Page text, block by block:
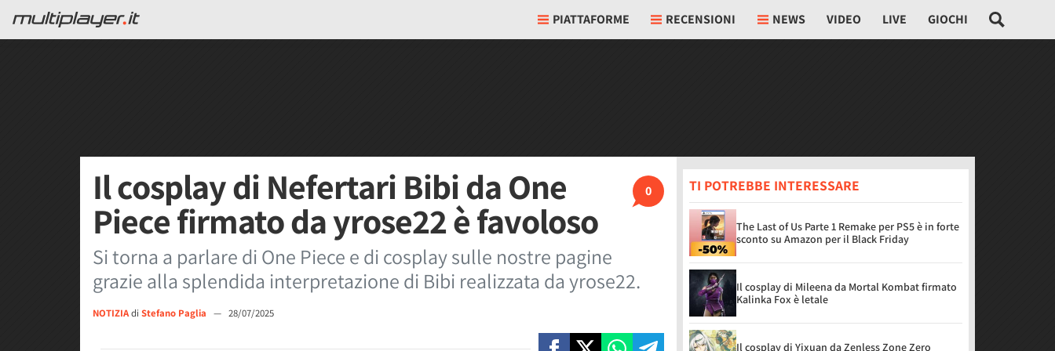
PIATTAFORME RECENSIONI NEWS VIDEO LIVE GIOCHI
0
Il cosplay di Nefertari Bibi da One
Piece firmato da yrose22 è favoloso
Si torna a parlare di One Piece e di cosplay sulle nostre pagine
grazie alla splendida interpretazione di Bibi realizzata da yrose22.
NOTIZIAdi Stefano Paglia — 28/07/2025
TI POTREBBE INTERESSARE
The Last of Us Parte 1 Remake per PS5 è in forte
sconto su Amazon per il Black Friday
Il cosplay di Mileena da Mortal Kombat firmato
Kalinka Fox è letale
Il cosplay di Yixuan da Zenless Zone Zero